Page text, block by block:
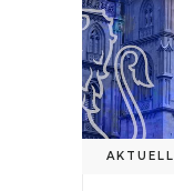
AKTUELL